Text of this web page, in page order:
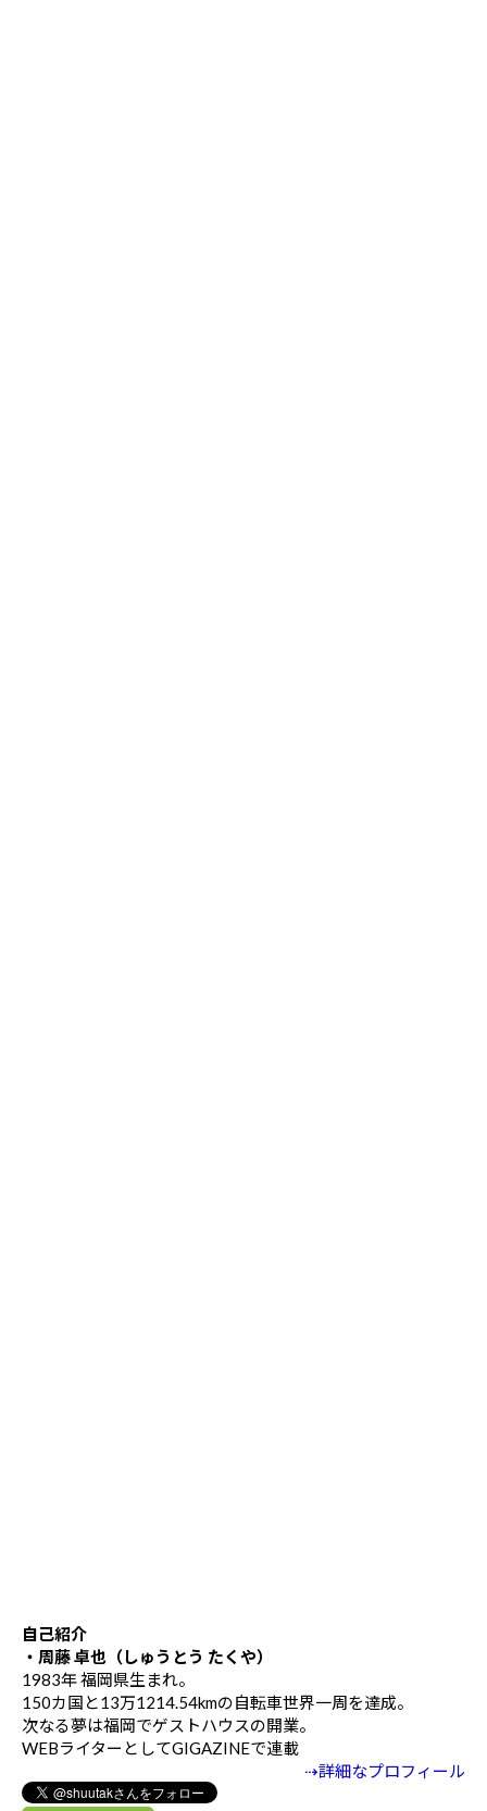
自己紹介
・周藤 卓也（しゅうとう たくや）
1983年 福岡県生まれ。
150カ国と13万1214.54kmの自転車世界一周を達成。
次なる夢は福岡でゲストハウスの開業。
WEBライターとしてGIGAZINEで連載
⇢詳細なプロフィール